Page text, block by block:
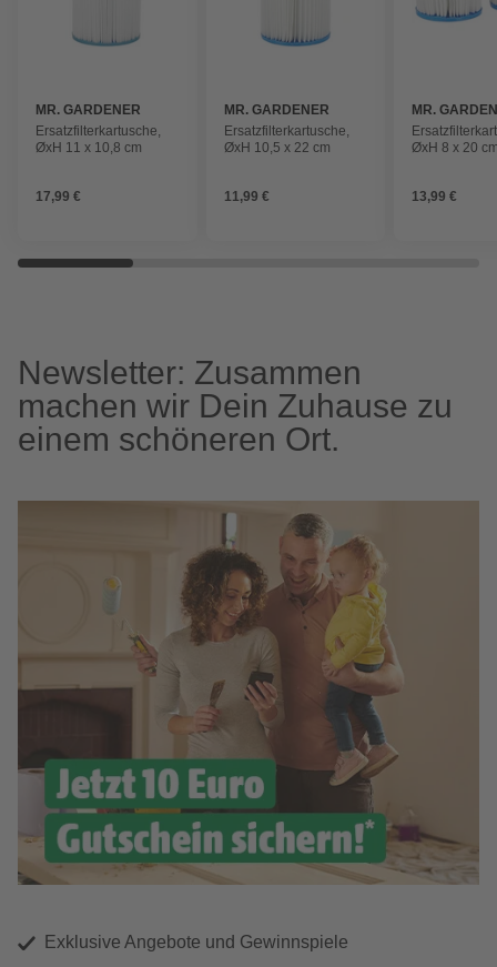
MR. GARDENER
Ersatzfilterkartusche,
ØxH 11 x 10,8 cm
17,99 €
MR. GARDENER
Ersatzfilterkartusche,
ØxH 10,5 x 22 cm
11,99 €
MR.
ØxH 8 x 20
13,99 €
Newsletter: Zusammen
machen wir Dein Zuhause zu
einem schöneren Ort.
Exklusive Angebote und Gewinnspiele